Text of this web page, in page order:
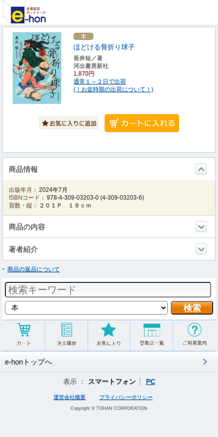
ほどける骨折り球子
長井短／著
河出書房新社
1,870円
通常１～２日で出荷
(！お盆時期の出荷について！)
商品情報
出版年月： 2024年7月
ISBNコード： 978-4-309-03203-0 (4-309-03203-6)
頁数・縦：
２０１Ｐ １９ｃｍ
商品の内容
著者紹介
商品の返品について
e-honトップへ
表示 ： スマートフォン PC
運営会社概要 プライバシーポリシー
Copyright © TOHAN CORPORATION